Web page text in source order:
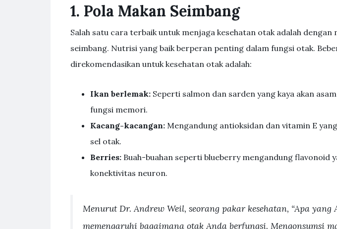
1. Pola Makan Seimbang
Salah satu cara terbaik untuk menjaga kesehatan otak adalah dengan
seimbang. Nutrisi yang baik berperan penting dalam fungsi otak.
direkomendasikan untuk kesehatan otak adalah:
Ikan berlemak: Seperti salmon dan sarden yang kaya akan
fungsi memori.
Kacang-kacangan: Mengandung antioksidan dan vitamin E
sel otak.
Berries: Buah-buahan seperti blueberry mengandung flavonoid
konektivitas neuron.
Menurut Dr. Andrew Weil, seorang pakar kesehatan, “Apa yang
memengaruhi bagaimana otak Anda berfungsi. Mengonsumsi